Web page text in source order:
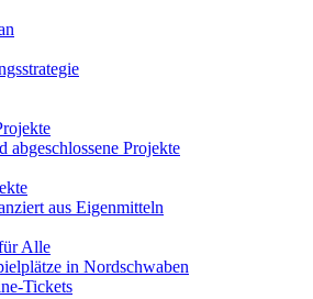
abgeschlossene Projekte
aus Eigenmitteln
Alle
in Nordschwaben
Tickets